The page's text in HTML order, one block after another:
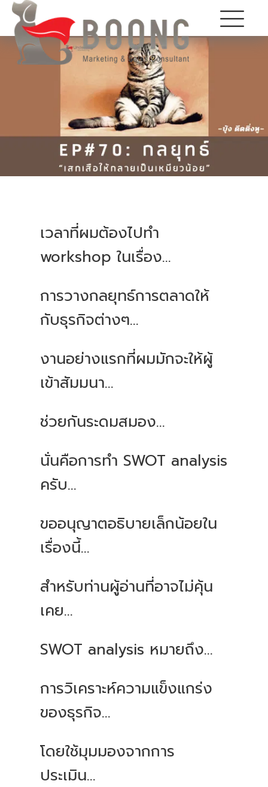
เวลาที่ผมต้องไปทำ
workshop ในเรื่อง...
การวางกลยุทธ์การตลาดให้
กับธุรกิจต่างๆ...
งานอย่างแรกที่ผมมักจะให้ผู้
เข้าสัมมนา...
ช่วยกันระดมสมอง...
นั่นคือการทำ SWOT analysis
ครับ...
ขออนุญาตอธิบายเล็กน้อยใน
เรื่องนี้...
สำหรับท่านผู้อ่านที่อาจไม่คุ้น
เคย...
SWOT analysis หมายถึง...
การวิเคราะห์ความแข็งแกร่ง
ของธุรกิจ...
โดยใช้มุมมองจากการ
ประเมิน...